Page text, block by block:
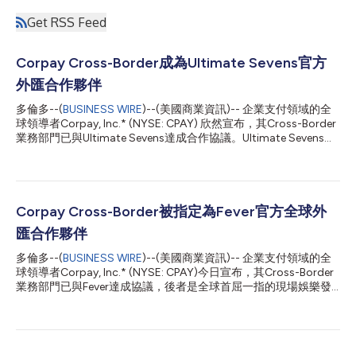
Get RSS Feed
Corpay Cross-Border成為Ultimate Sevens官方
外匯合作夥伴
多倫多--(BUSINESS WIRE)--(美國商業資訊)-- 企業支付領域的全
球領導者Corpay, Inc.* (NYSE: CPAY) 欣然宣布，其Cross-Border
業務部門已與Ultimate Sevens達成合作協議。Ultimate Sevens由
Ultimate Sevens的獨家官方全球外匯合作夥伴，以及賽事合作夥
作夥伴，Corpay Cross-Border將為Ultimate Sevens提供全面的
外匯風險管理解決方案，協助其管理日常業務活動中的外匯曝險。
利用Corpay Cross-Border屢獲殊榮的平台，Ultimate Sevens將
能夠一站式管理全球支付業務。 Corpay Cross-Border Solutions
行銷長Brad Loder表示：「Corpay Cross-Border非常高興能夠成
為Ultimate Seven...
Corpay Cross-Border被指定為Fever官方全球外
匯合作夥伴
多倫多--(BUSINESS WIRE)--(美國商業資訊)-- 企業支付領域的全
球領導者Corpay, Inc.* (NYSE: CPAY)今日宣布，其Cross-Border
業務部門已與Fever達成協議，後者是全球首屈一指的現場娛樂發
伴。 透過此次合作，Fever在北美、墨西哥、英國、歐洲、中東和